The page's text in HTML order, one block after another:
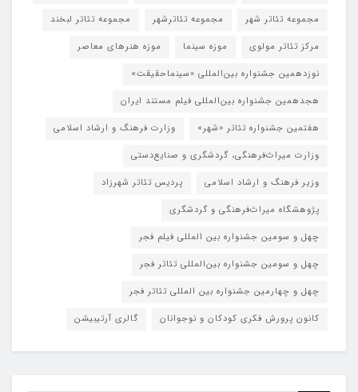
مجموعه تئاتر شهر
مجموعه تئاترشهر
مجموعه تئاتر لبخند
مرکز تئاتر مولوی
موزه سینما
موزه هنرهای معاصر
نوزدهمین جشنواره بین‌المللی «سینماحقیقت»
هجدهمین جشنواره بین‌المللی فیلم مستند ایران
هفتمین جشنواره تئاتر «شهر»
وزارت فرهنگ و ارشاد اسلامی
وزارت میراث‌فرهنگی، گردشگری و صنایع‌دستی
وزیر فرهنگ و ارشاد اسلامی
پردیس تئاتر شهرزاد
پژوهشگاه میراث‌فرهنگی و گردشگری
چهل و سومین جشنواره بین المللی فیلم فجر
چهل و سومین جشنواره بین‌المللی تئاتر فجر
چهل و چهارمین جشنواره بین المللی تئاتر فجر
کانون پرورش فکری کودکان و نوجوانان
گالری آرتیبیشن